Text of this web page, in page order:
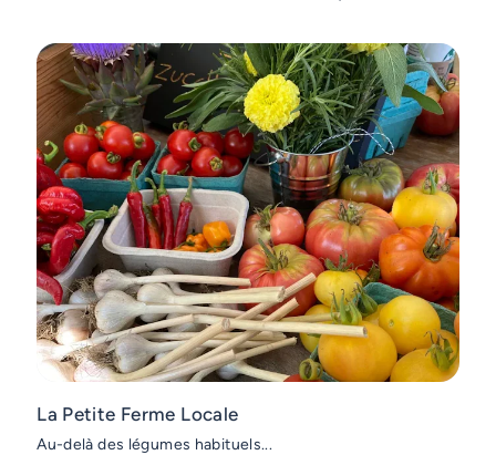
Lauréat Prix des sept merveilles de
Vaudreuil-Soulanges
La Petite Ferme Locale
Au-delà des légumes habituels...